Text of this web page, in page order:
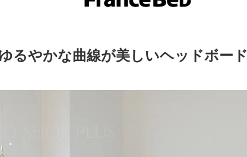
るやかな曲線が美しいヘッドボード